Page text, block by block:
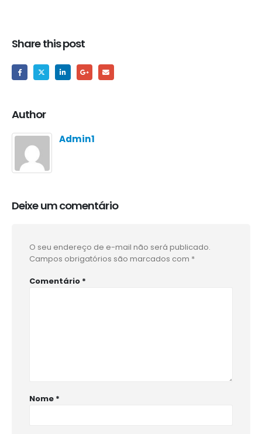
Share this post
Author
Admin1
Deixe um comentário
O seu endereço de e-mail não será publicado.
Campos obrigatórios são marcados com *
Comentário *
Nome *